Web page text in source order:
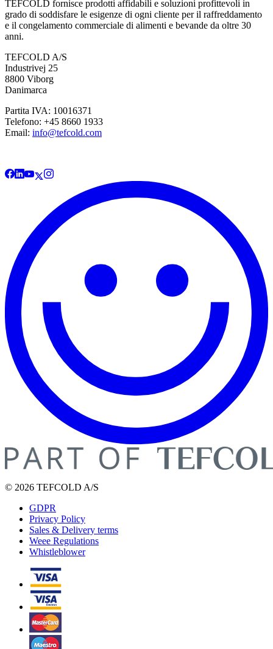
TEFCOLD fornisce prodotti affidabili e soluzioni profittevoli in
grado di soddisfare le esigenze di ogni cliente per il raffreddamento
e il congelamento commerciale di alimenti e bevande da oltre 30
anni.
TEFCOLD A/S
Industrivej 25
8800 Viborg
Danimarca
Partita IVA: 10016371
Telefono: +45 8660 1933
Email: info@tefcold.com
© 2026 TEFCOLD A/S
GDPR
Privacy Policy
Sales & Delivery terms
Weee Regulations
Whistleblower